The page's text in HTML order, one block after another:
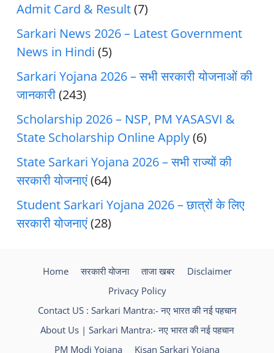
Admit Card & Result(7)
Sarkari News 2026 – Latest Government
News in Hindi (5)
Sarkari Yojana 2026 – सभी सरकारी योजनाओं की
जानकारी(243)
Scholarship 2026 – NSP, PM YASASVI &
State Scholarship Online Apply(6)
State Sarkari Yojana 2026 – सभी राज्यों की
सरकारी योजनाएं(64)
Student Sarkari Yojana 2026 – छात्रों के लिए
सरकारी योजनाएं(28)
Home सरकारी योजना ताजा खबर
Disclaimer
Privacy Policy
Contact US : Sarkari Mantra:- नए भारत की नई पहचान
About Us | Sarkari Mantra:- नए भारत की नई पहचान
PM Modi Yojana
Kisan Sarkari Yojana